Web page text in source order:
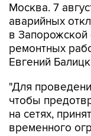
Москва. 7
аварийных
в Запорожской
ремонтных
Евгений
"Для
чтобы
на сетях,
временного